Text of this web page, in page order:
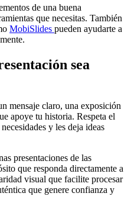
de una buena
que necesitas. También
MobiSlides pueden ayudarte a
sea
mensaje claro, una exposición
apoye tu historia. Respeta el
y les deja ideas
presentaciones de las
que responda directamente a
visual que facilite procesar
que genere confianza y